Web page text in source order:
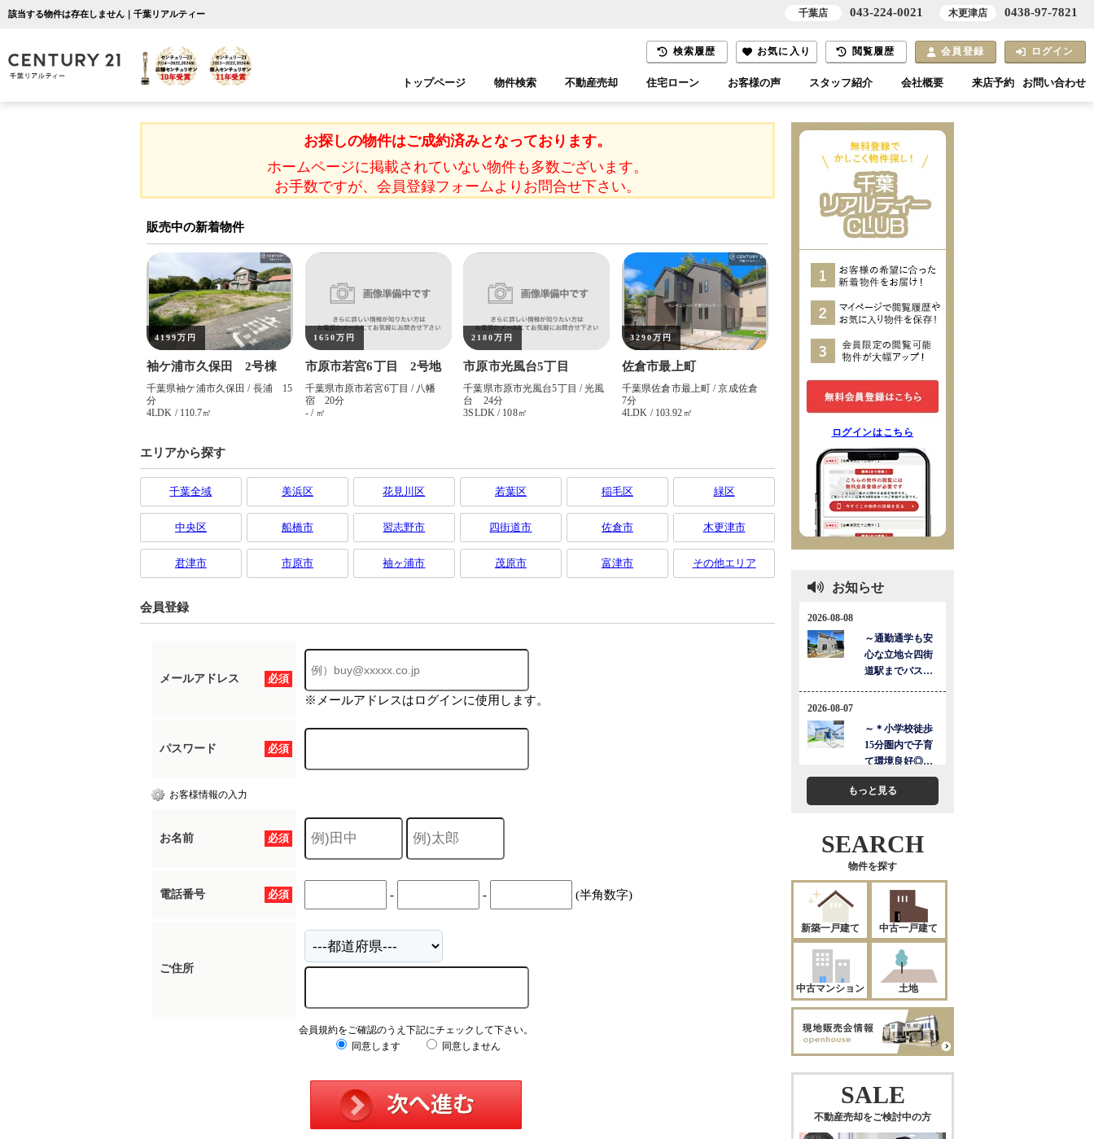
該当する物件は存在しません｜千葉リアルティー
検索履歴 お気に入り 閲覧履歴 会員登録 ログイン
トップページ 物件検索
千葉エリア 木更津エリア
不動産売却 住宅ローン お客様の声 スタッフ紹介 会社概要 来店予約 お問い合わせ
お探しの物件はご成約済みとなっております。
ホームページに掲載されていない物件も多数ございます。
お手数ですが、会員登録フォームよりお問合せ下さい。
エリアから探す
千葉全域 美浜区 花見川区 若葉区 稲毛区 緑区
中央区 船橋市 習志野市 四街道市 佐倉市 木更津市
君津市 市原市 袖ヶ浦市 茂原市 富津市 その他エリア
会員登録
必須
メールアドレス
※メールアドレスはログインに使用します。
必須
パスワード
お客様情報の入力
必須
お名前
必須
電話番号 - - (半角数字)
ご住所
会員規約をご確認のうえ下記にチェックして下さい。
同意します
同意しません
ログインはこちら
お知らせ
もっと見る
SEARCH
物件を探す
新築一戸建て 中古一戸建て
中古マンション 土地
SALE
不動産売却をご検討中の方
千葉店 043-224-0021 木更津店 0438-97-7821